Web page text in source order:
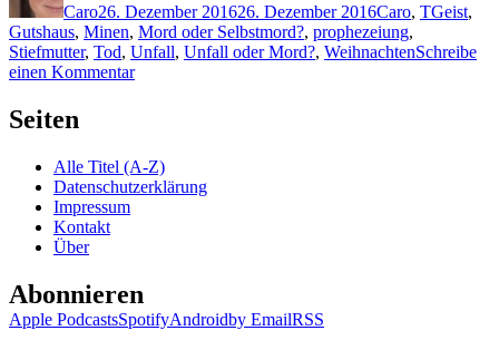
Caro26. Dezember 201626. Dezember 2016Caro, TGeist,
Gutshaus, Minen, Mord oder Selbstmord?, prophezeiung,
Stiefmutter, Tod, Unfall, Unfall oder Mord?, WeihnachtenSchreibe
einen Kommentarzu
Stiefkind
Seiten
Alle Titel (A-Z)
Datenschutzerklärung
Impressum
Kontakt
Über
Abonnieren
Apple PodcastsSpotifyAndroidby EmailRSS